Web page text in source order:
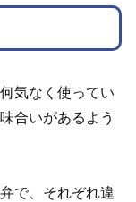
気なく使ってい
合いがあるよう
で、それぞれ違